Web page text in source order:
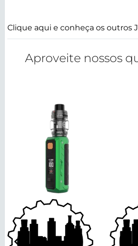
Clique aqui e conheça os outros
Aproveite nossos